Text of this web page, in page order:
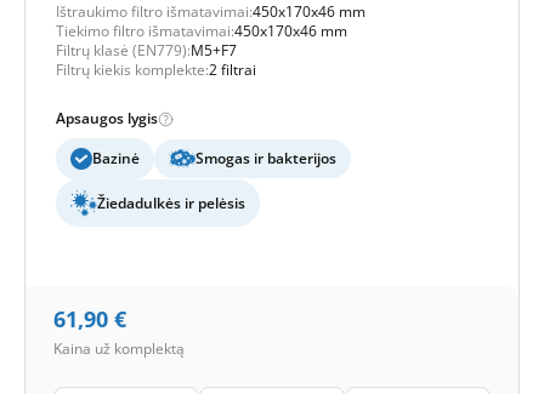
Ištraukimo filtro išmatavimai:450x170x46 mm
Tiekimo filtro išmatavimai:450x170x46 mm
Filtrų klasė (EN779):M5+F7
Filtrų kiekis komplekte:2 filtrai
Apsaugos lygis
Bazinė
Smogas ir bakterijos
Žiedadulkės ir pelėsis
61,90 €
Kaina už komplektą